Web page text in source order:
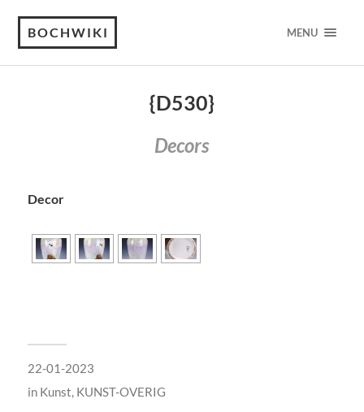
BOCHWIKI MENU
{D530}
Decors
Decor
22-01-2023
in Kunst, KUNST-OVERIG